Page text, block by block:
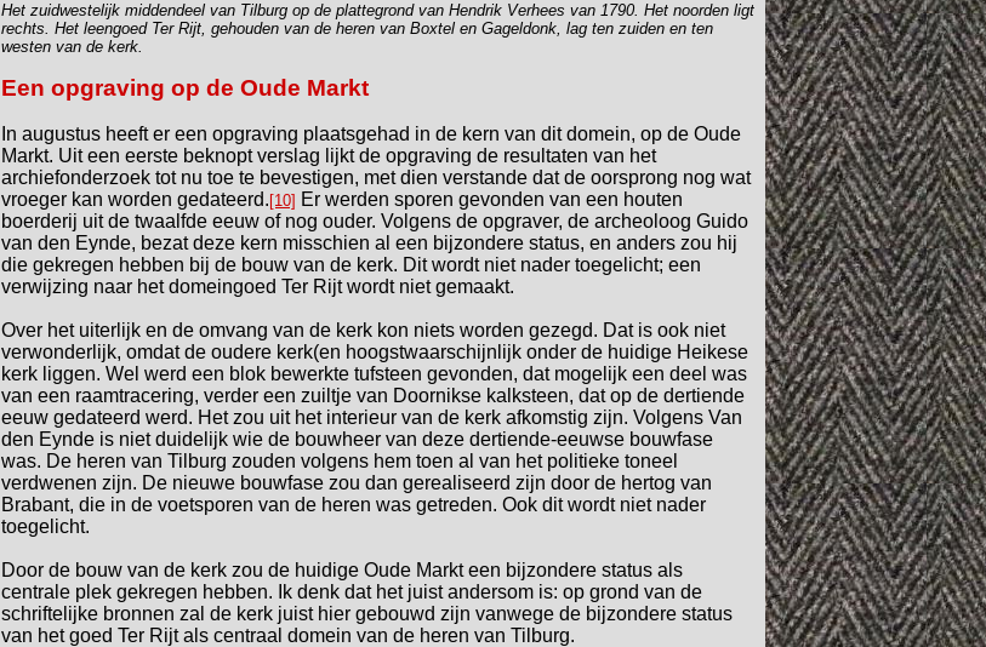
Het zuidwestelijk middendeel van Tilburg op de plattegrond van Hendrik Verhees van 1790. Het noorden ligt
rechts. Het leengoed Ter Rijt, gehouden van de heren van Boxtel en Gageldonk, lag ten zuiden en ten
westen van de kerk.
Een opgraving op de Oude Markt
In augustus heeft er een opgraving plaatsgehad in de kern van dit domein, op de Oude
Markt. Uit een eerste beknopt verslag lijkt de opgraving de resultaten van het
archiefonderzoek tot nu toe te bevestigen, met dien verstande dat de oorsprong nog wat
vroeger kan worden gedateerd. [10] Er werden sporen gevonden van een houten
boerderij uit de twaalfde eeuw of nog ouder. Volgens de opgraver, de archeoloog Guido
van den Eynde, bezat deze kern misschien al een bijzondere status, en anders zou hij
die gekregen hebben bij de bouw van de kerk. Dit wordt niet nader toegelicht; een
verwijzing naar het domeingoed Ter Rijt wordt niet gemaakt.
Over het uiterlijk en de omvang van de kerk kon niets worden gezegd. Dat is ook niet
verwonderlijk, omdat de oudere kerk(en hoogstwaarschijnlijk onder de huidige Heikese
kerk liggen. Wel werd een blok bewerkte tufsteen gevonden, dat mogelijk een deel was
van een raamtracering, verder een zuiltje van Doornikse kalksteen, dat op de dertiende
eeuw gedateerd werd. Het zou uit het interieur van de kerk afkomstig zijn. Volgens Van
den Eynde is niet duidelijk wie de bouwheer van deze dertiende-eeuwse bouwfase
was. De heren van Tilburg zouden volgens hem toen al van het politieke toneel
verdwenen zijn. De nieuwe bouwfase zou dan gerealiseerd zijn door de hertog van
Brabant, die in de voetsporen van de heren was getreden. Ook dit wordt niet nader
toegelicht.
Door de bouw van de kerk zou de huidige Oude Markt een bijzondere status als
centrale plek gekregen hebben. Ik denk dat het juist andersom is: op grond van de
schriftelijke bronnen zal de kerk juist hier gebouwd zijn vanwege de bijzondere status
van het goed Ter Rijt als centraal domein van de heren van Tilburg.